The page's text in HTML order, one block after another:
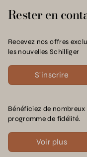
Rester en
Recevez nos offres
les nouvelles Schilliger
S'inscrire
Bénéficiez de
programme de fidélité.
Voir plus